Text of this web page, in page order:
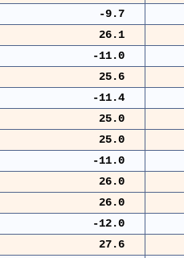
-9.7
26.1
-11.0
25.6
-11.4
25.0
25.0
-11.0
26.0
26.0
-12.0
27.6